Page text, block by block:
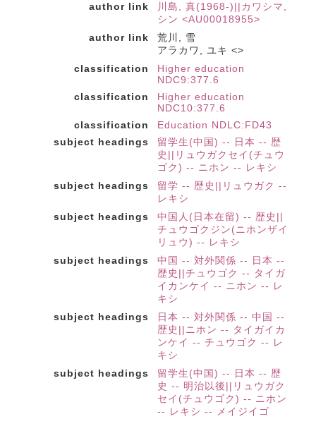
author link
川島, 真(1968-)||カワシマ,
シン <AU00018955>
author link
荒川, 雪
アラカワ, ユキ <>
classification
Higher education
NDC9:377.6
classification
Higher education
NDC10:377.6
classification
Education NDLC:FD43
subject headings
留学生(中国) -- 日本 -- 歴
史||リュウガクセイ(チュウ
ゴク) -- ニホン -- レキシ
subject headings
留学 -- 歴史||リュウガク --
レキシ
subject headings
中国人(日本在留) -- 歴史||
チュウゴクジン(ニホンザイ
リュウ) -- レキシ
subject headings
中国 -- 対外関係 -- 日本 --
歴史||チュウゴク -- タイガ
イカンケイ -- ニホン -- レ
キシ
subject headings
日本 -- 対外関係 -- 中国 --
歴史||ニホン -- タイガイカ
ンケイ -- チュウゴク -- レ
キシ
subject headings
留学生(中国) -- 日本 -- 歴
史 -- 明治以後||リュウガク
セイ(チュウゴク) -- ニホン
-- レキシ -- メイジイゴ